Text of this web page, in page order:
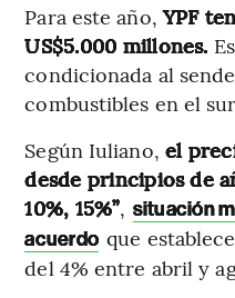
Para este año,YPF
US$5.000 millones.
condicionada al
combustibles en el
Según Iuliano, el
desde principios de
10%, 15%”, situación
acuerdo que
del 4% entre abril y